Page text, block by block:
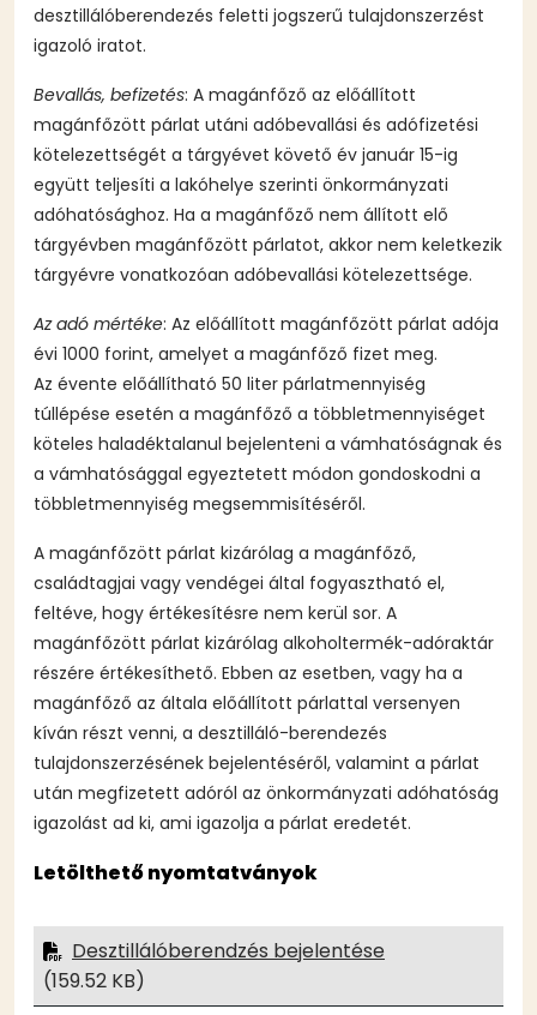
desztillálóberendezés feletti jogszerű tulajdonszerzést
igazoló iratot.
Bevallás, befizetés: A magánfőző az előállított
magánfőzött párlat utáni adóbevallási és adófizetési
kötelezettségét a tárgyévet követő év január 15-ig
együtt teljesíti a lakóhelye szerinti önkormányzati
adóhatósághoz. Ha a magánfőző nem állított elő
tárgyévben magánfőzött párlatot, akkor nem keletkezik
tárgyévre vonatkozóan adóbevallási kötelezettsége.
Az adó mértéke: Az előállított magánfőzött párlat adója
évi 1000 forint, amelyet a magánfőző fizet meg.
Az évente előállítható 50 liter párlatmennyiség
túllépése esetén a magánfőző a többletmennyiséget
köteles haladéktalanul bejelenteni a vámhatóságnak és
a vámhatósággal egyeztetett módon gondoskodni a
többletmennyiség megsemmisítéséről.
A magánfőzött párlat kizárólag a magánfőző,
családtagjai vagy vendégei által fogyasztható el,
feltéve, hogy értékesítésre nem kerül sor. A
magánfőzött párlat kizárólag alkoholtermék-adóraktár
részére értékesíthető. Ebben az esetben, vagy ha a
magánfőző az általa előállított párlattal versenyen
kíván részt venni, a desztilláló-berendezés
tulajdonszerzésének bejelentéséről, valamint a párlat
után megfizetett adóról az önkormányzati adóhatóság
igazolást ad ki, ami igazolja a párlat eredetét.
Letölthető nyomtatványok
Desztillálóberendzés bejelentése
(159.52 KB)